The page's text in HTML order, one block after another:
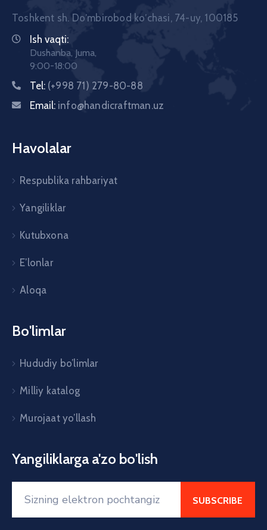
Toshkent sh. Doʼmbirobod koʼchasi, 74-uy, 100185
Ish vaqti:
Dushanba, Juma,
9:00-18:00
Tel: (+998 71) 279-80-88
Email: info@handicraftman.uz
Havolalar
Respublika rahbariyat
Yangiliklar
Kutubxona
E’lonlar
Aloqa
Bo'limlar
Hududiy bo’limlar
Milliy katalog
Murojaat yo’llash
Yangiliklarga a'zo bo'lish